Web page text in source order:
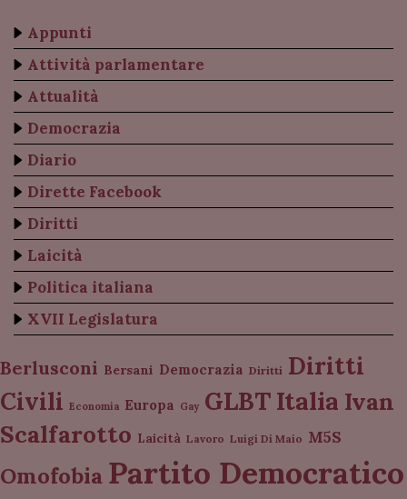
Appunti
Attività parlamentare
Attualità
Democrazia
Diario
Dirette Facebook
Diritti
Laicità
Politica italiana
XVII Legislatura
Berlusconi Bersani Democrazia Diritti Diritti
Civili Economia Europa Gay GLBT Italia Ivan
Scalfarotto Laicità Lavoro Luigi Di Maio M5S
Omofobia Partito Democratico